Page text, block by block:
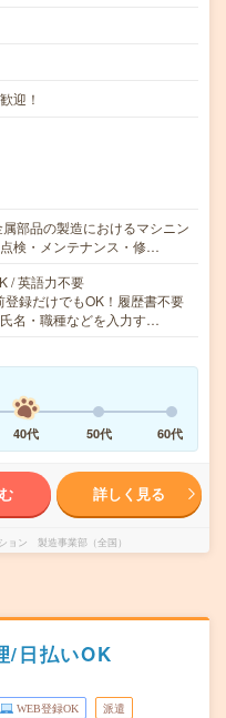
迎！
部品の製造におけるマシニン
検・メンテナンス・修…
/ 英語力不要
録だけでもOK！履歴書不要
名・職種などを入力す…
40代 50代 60代
詳しく見る
ョン 製造事業部（全国）
/日払いOK
WEB登録OK 派遣